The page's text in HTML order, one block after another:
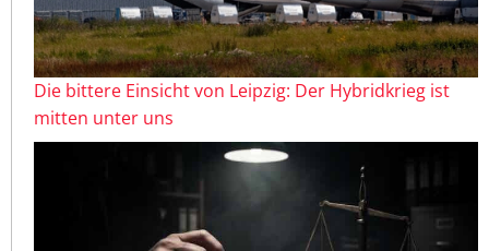
Die bittere Einsicht von Leipzig: Der Hybridkrieg ist
mitten unter uns